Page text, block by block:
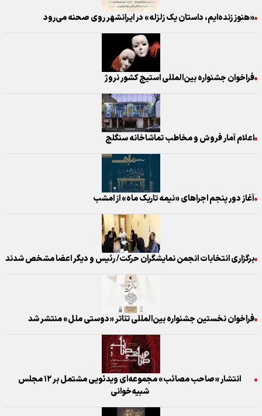
«هنوز زنده‌ایم، داستان یک زلزله» در ایرانشهر روی صحنه می‌رود
فراخوان جشنواره بین‌المللی استیج کشور نروژ
اعلام آمار فروش و مخاطب تماشاخانه سنگلج
آغاز دور پنجم اجراهای «نیمه تاریک ماه» از امشب
برگزاری انتخابات انجمن نمایشگران حرکت/ رئیس و دیگر اعضا مشخص شدند
فراخوان نخستین جشنواره بین‌المللی تئاتر «دوستی ملل» منتشر شد
انتشار «صاحب مصائب» مجموعه‌ای ویدئویی مشتمل بر ۱۲ مجلس
شبیه‌خوانی